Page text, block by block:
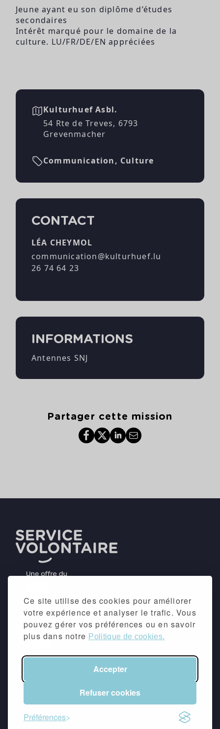
Ce site utilise des cookies pour améliorer
votre expérience et analyser le trafic. Vous
pouvez gérer vos préférences ou en savoir
plus dans notre Politique de cookies.
Accepter
Refuser cookies
Préférences
Jeune ayant eu son diplôme d’études
secondaires
Intérêt marqué pour le domaine de la
culture. LU/FR/DE/EN appréciées
Kulturhuef Asbl.
54 Rte de Treves, 6793
Grevenmacher
Communication, Culture
CONTACT
LÉA CHEYMOL
communication@kulturhuef.lu
26 74 64 23
INFORMATIONS
Antennes SNJ
Partager cette mission
Mentions légales&Politique de
confidentialité
suivez-nous